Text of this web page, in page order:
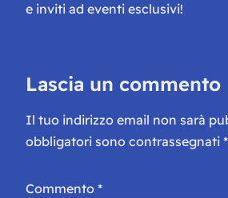
e inviti ad eventi esclusivi!
Lascia un commento
Il tuo indirizzo email non sarà
obbligatori sono contrassegnati *
Commento *